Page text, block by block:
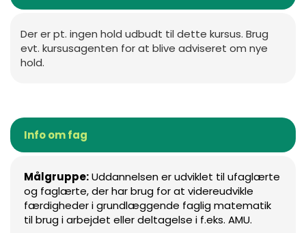
Der er pt. ingen hold udbudt til dette kursus. Brug
evt. kursusagenten for at blive adviseret om nye
hold.
Info om fag
Målgruppe:Uddannelsen er udviklet til ufaglærte
og faglærte, der har brug for at videreudvikle
færdigheder i grundlæggende faglig matematik
til brug i arbejdet eller deltagelse i f.eks. AMU.